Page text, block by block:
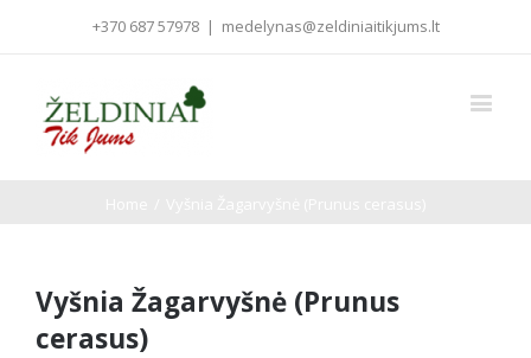
+370 687 57978 | medelynas@zeldiniaitikjums.lt
Vyšnia Žagarvyšnė (Prunus
cerasus)